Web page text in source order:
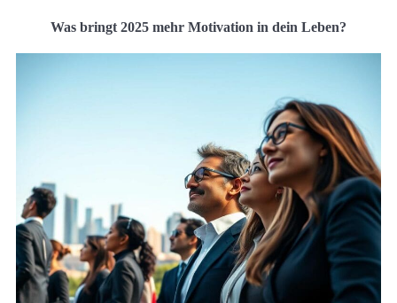
Was bringt 2025 mehr Motivation in dein Leben?